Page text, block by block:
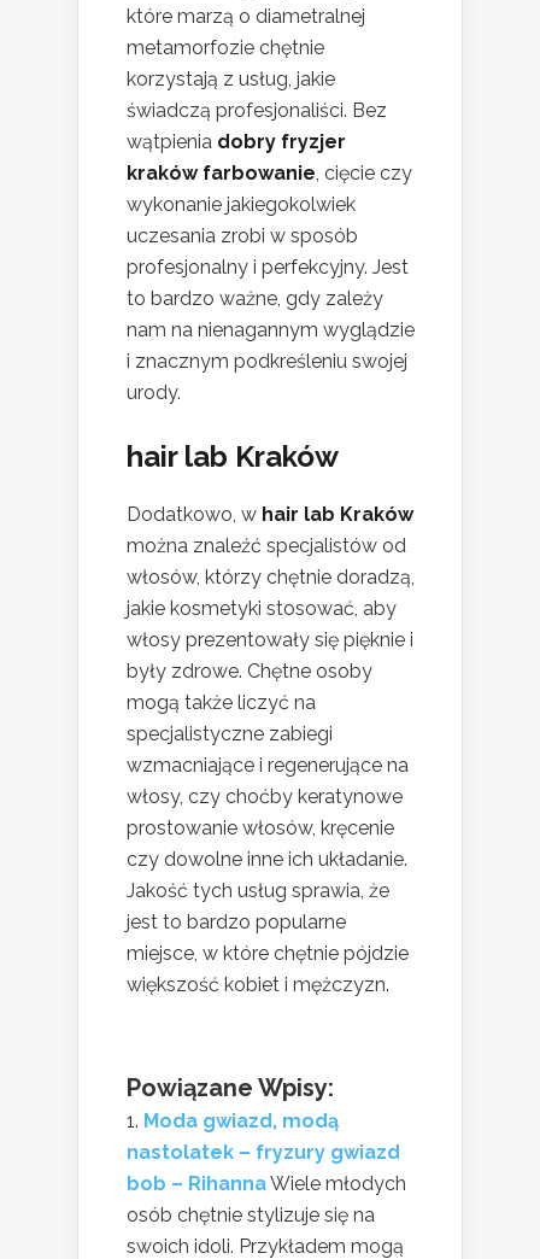
które marzą o diametralnej
metamorfozie chętnie
korzystają z usług, jakie
świadczą profesjonaliści. Bez
wątpienia dobry fryzjer
kraków farbowanie , cięcie czy
wykonanie jakiegokolwiek
uczesania zrobi w sposób
profesjonalny i perfekcyjny. Jest
to bardzo ważne, gdy zależy
nam na nienagannym wyglądzie
i znacznym podkreśleniu swojej
urody.
hair lab Kraków
Dodatkowo, w hair lab Kraków
można znaleźć specjalistów od
włosów, którzy chętnie doradzą,
jakie kosmetyki stosować, aby
włosy prezentowały się pięknie i
były zdrowe. Chętne osoby
mogą także liczyć na
specjalistyczne zabiegi
wzmacniające i regenerujące na
włosy, czy choćby keratynowe
prostowanie włosów, kręcenie
czy dowolne inne ich układanie.
Jakość tych usług sprawia, że
jest to bardzo popularne
miejsce, w które chętnie pójdzie
większość kobiet i mężczyzn.
Powiązane Wpisy:
Moda gwiazd, modą
nastolatek – fryzury gwiazd
bob – RihannaWiele młodych
osób chętnie stylizuje się na
swoich idoli. Przykładem mogą